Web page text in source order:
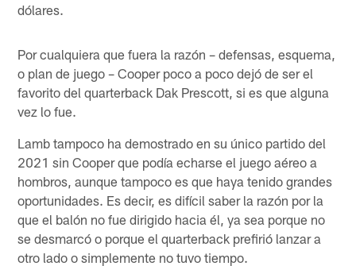
dólares.
Por cualquiera que fuera la razón – defensas, esquema,
o plan de juego – Cooper poco a poco dejó de ser el
favorito del quarterback Dak Prescott, si es que alguna
vez lo fue.
Lamb tampoco ha demostrado en su único partido del
2021 sin Cooper que podía echarse el juego aéreo a
hombros, aunque tampoco es que haya tenido grandes
oportunidades. Es decir, es difícil saber la razón por la
que el balón no fue dirigido hacia él, ya sea porque no
se desmarcó o porque el quarterback prefirió lanzar a
otro lado o simplemente no tuvo tiempo.